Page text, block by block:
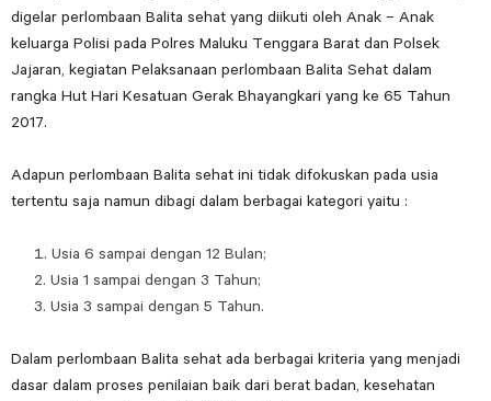
digelar perlombaan Balita sehat yang diikuti oleh Anak – Anak
keluarga Polisi pada Polres Maluku Tenggara Barat dan Polsek
Jajaran, kegiatan Pelaksanaan perlombaan Balita Sehat dalam
rangka Hut Hari Kesatuan Gerak Bhayangkari yang ke 65 Tahun
2017.
Adapun perlombaan Balita sehat ini tidak difokuskan pada usia
tertentu saja namun dibagi dalam berbagai kategori yaitu :
Usia 6 sampai dengan 12 Bulan;
Usia 1 sampai dengan 3 Tahun;
Usia 3 sampai dengan 5 Tahun.
Dalam perlombaan Balita sehat ada berbagai kriteria yang menjadi
dasar dalam proses penilaian baik dari berat badan, kesehatan